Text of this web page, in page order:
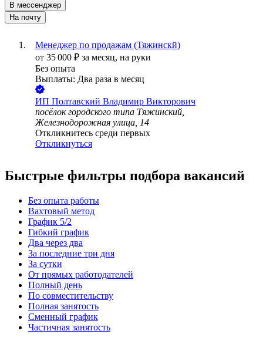
В мессенджер
На почту
Менеджер по продажам (Тяжинскй)
от 35 000 ₽ за месяц, на руки
Без опыта
Выплаты: Два раза в месяц
ИП Полтавский Владимир Викторович
посёлок городского типа Тяжинский,
Железнодорожная улица, 14
Откликнитесь среди первых
Откликнуться
Быстрые фильтры подбора вакансий
Без опыта работы
Вахтовый метод
График 5/2
Гибкий график
Два через два
За последние три дня
За сутки
От прямых работодателей
Полный день
По совместительству
Полная занятость
Сменный график
Частичная занятость